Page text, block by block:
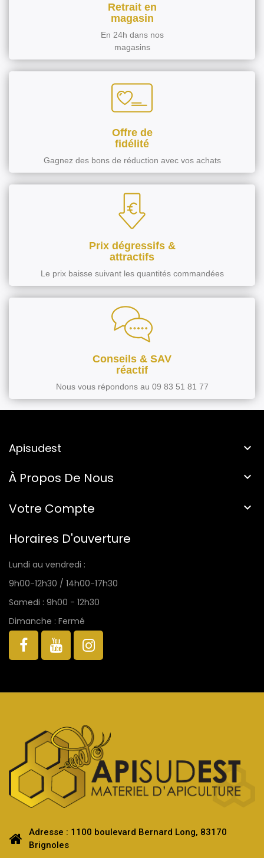
Retrait en
magasin
En 24h dans nos
magasins
Offre de
fidélité
Gagnez des bons de réduction avec vos achats
Prix dégressifs &
attractifs
Le prix baisse suivant les quantités commandées
Conseils & SAV
réactif
Nous vous répondons au 09 83 51 81 77
Apisudest 
À Propos De Nous 
Votre Compte 
Horaires D'ouverture
Lundi au vendredi :
9h00-12h30 / 14h00-17h30
Samedi : 9h00 - 12h30
Dimanche : Fermé
Adresse : 1100 boulevard Bernard Long, 83170
Brignoles